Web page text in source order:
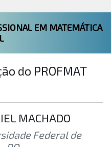
EM MATEMÁTICA
do PROFMAT
MACHADO
Federal de